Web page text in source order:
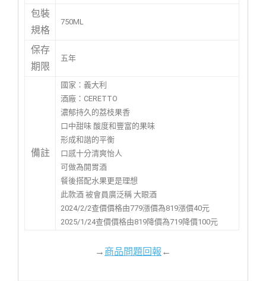
包裝
規格
750ML
保存
期限
五年
備註
國家：義大利
酒廠：CERETTO
濃郁持久的荔枝果香
口中甜味 酸度和豐富的果味
形成和諧的平衡
口感十分清爽怡人
可做為開胃酒
餐後搭配水果更是理想
此款酒 被會員廣泛稱 大眼酒
2024/2/2查價價格由779漲價為819漲價40元
2025/1/24查價價格由819降價為719降價100元
→商品問題回報←